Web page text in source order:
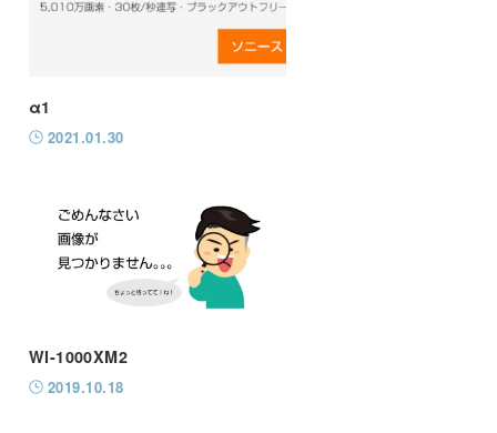
α1
2021.01.30
WI-1000XM2
2019.10.18